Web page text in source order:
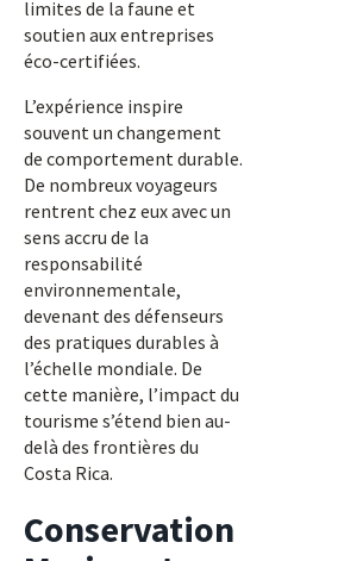
limites de la faune et
soutien aux entreprises
éco-certifiées.
L’expérience inspire
souvent un changement
de comportement durable.
De nombreux voyageurs
rentrent chez eux avec un
sens accru de la
responsabilité
environnementale,
devenant des défenseurs
des pratiques durables à
l’échelle mondiale. De
cette manière, l’impact du
tourisme s’étend bien au-
delà des frontières du
Costa Rica.
Conservation